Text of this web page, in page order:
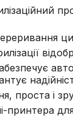
проста і
принтера